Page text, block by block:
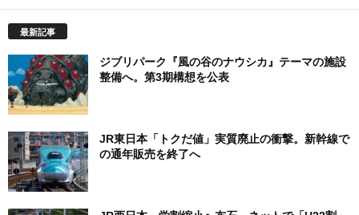
最新記事
ジブリパーク『風の谷のナウシカ』テーマの施設
整備へ。第3期構想を公表
JR東日本「トクだ値」実質廃止の衝撃。新幹線で
の通年販売を終了へ